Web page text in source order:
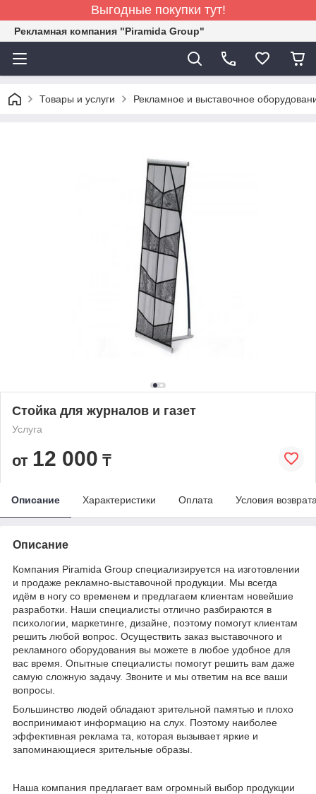
Выгодные покупки тут!
Рекламная компания "Piramida Group"
Товары и услуги Рекламное и выставочное
Стойка для журналов и газет
Услуга
от 12 000 ₸
Описание Характеристики Оплата Условия
Описание
Компания Piramida Group специализируется на изготовлении
и продаже рекламно-выставочной продукции. Мы всегда
идём в ногу со временем и предлагаем клиентам новейшие
разработки. Наши специалисты отлично разбираются в
психологии, маркетинге, дизайне, поэтому помогут клиентам
решить любой вопрос. Осуществить заказ выставочного и
рекламного оборудования вы можете в любое удобное для
вас время. Опытные специалисты помогут решить вам даже
самую сложную задачу. Звоните и мы ответим на все ваши
вопросы.
Большинство людей обладают зрительной памятью и плохо
воспринимают информацию на слух. Поэтому наиболее
эффективная реклама та, которая вызывает яркие и
запоминающиеся зрительные образы.
Наша компания предлагает вам огромный выбор продукции